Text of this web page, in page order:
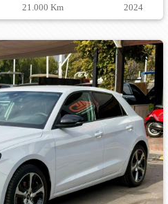
21.000 Km 2024